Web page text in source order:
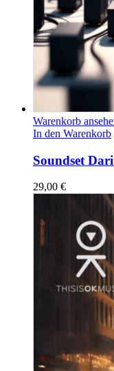
Warenkorb
In den Warenkorb
Soundset
29,00 €